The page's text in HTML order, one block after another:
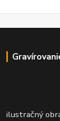
ilustračný